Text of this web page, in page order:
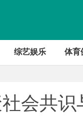
综艺娱乐 体育
会共